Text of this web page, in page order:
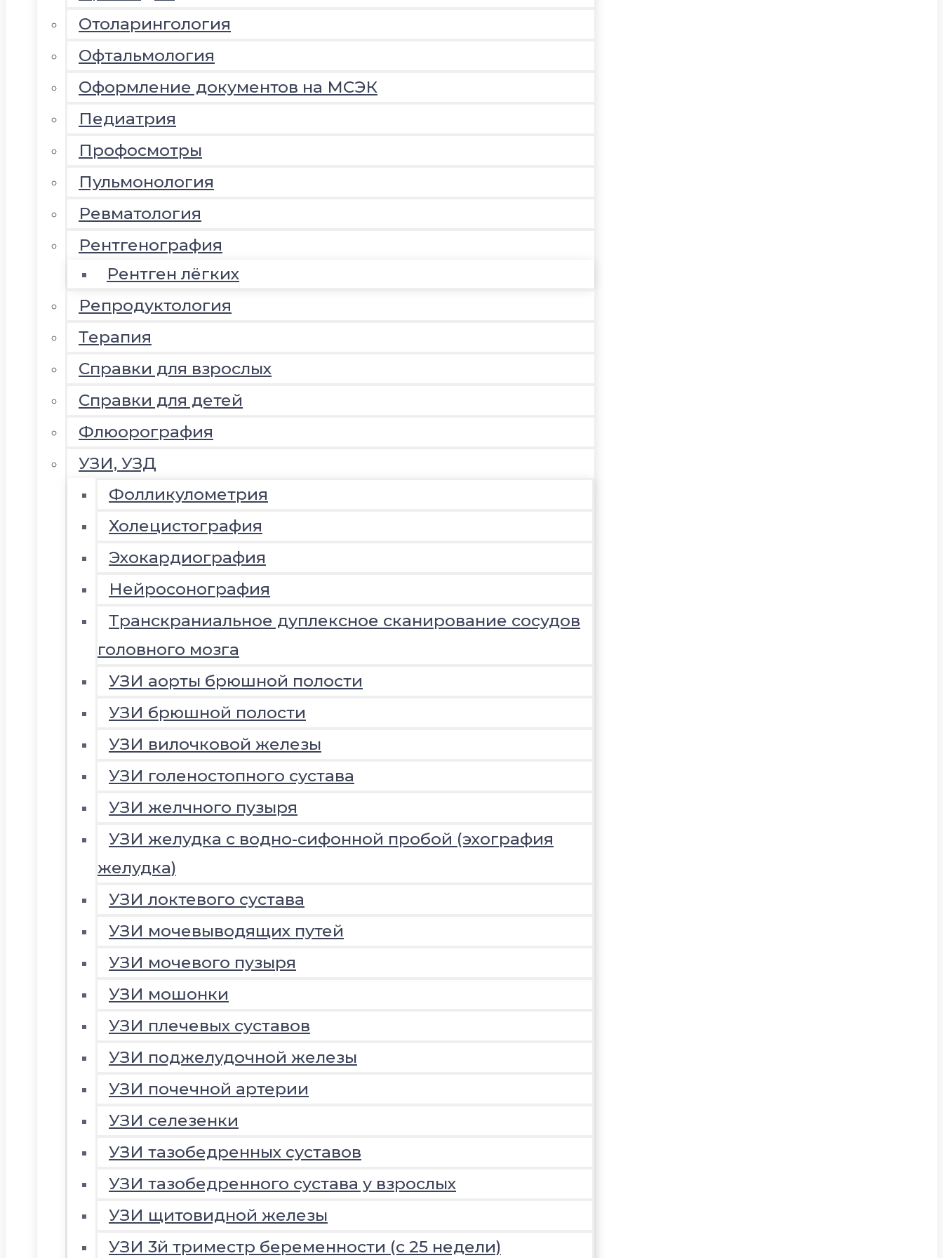
Отоларингология
Офтальмология
Оформление документов на МСЭК
Педиатрия
Профосмотры
Пульмонология
Ревматология
Рентгенография
Рентген лёгких
Репродуктология
Терапия
Справки для взрослых
Справки для детей
Флюорография
УЗИ, УЗД
Фолликулометрия
Холецистография
Эхокардиография
Нейросонография
Транскраниальное дуплексное сканирование сосудов
головного мозга
УЗИ аорты брюшной полости
УЗИ брюшной полости
УЗИ вилочковой железы
УЗИ голеностопного сустава
УЗИ желчного пузыря
УЗИ желудка с водно-сифонной пробой (эхография
желудка)
УЗИ локтевого сустава
УЗИ мочевыводящих путей
УЗИ мочевого пузыря
УЗИ мошонки
УЗИ плечевых суставов
УЗИ поджелудочной железы
УЗИ почечной артерии
УЗИ селезенки
УЗИ тазобедренных суставов
УЗИ тазобедренного сустава у взрослых
УЗИ щитовидной железы
УЗИ 3й триместр беременности (с 25 недели)